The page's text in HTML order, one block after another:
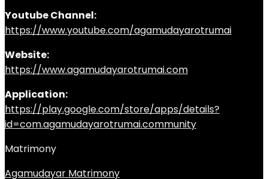
Youtube Channel:
https://www.youtube.com/agamudayarotrumai
Website:
https://www.agamudayarotrumai.com
Application:
https://play.google.com/store/apps/details?
id=com.agamudayarotrumai.community
Matrimony
Agamudayar Matrimony